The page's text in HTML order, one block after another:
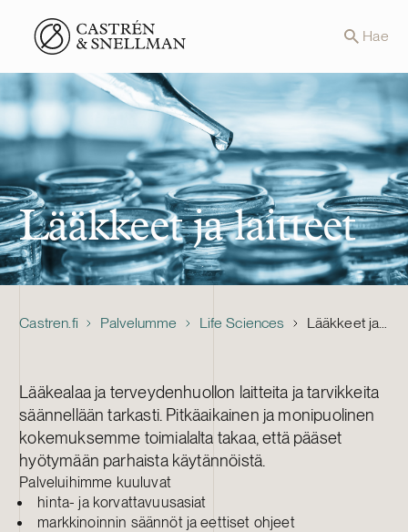
Front page Hae
Lääkkeet ja laitteet
Castren.fi Palvelumme Life Sciences Lääkkeet ja laitteet
Lääkealaa ja terveydenhuollon laitteita ja tarvikkeita
säännellään tarkasti. Pitkäaikainen ja monipuolinen
kokemuksemme toimialalta takaa, että pääset
hyötymään parhaista käytännöistä.
Palveluihimme kuuluvat
hinta- ja korvattavuusasiat
markkinoinnin säännöt ja eettiset ohjeet